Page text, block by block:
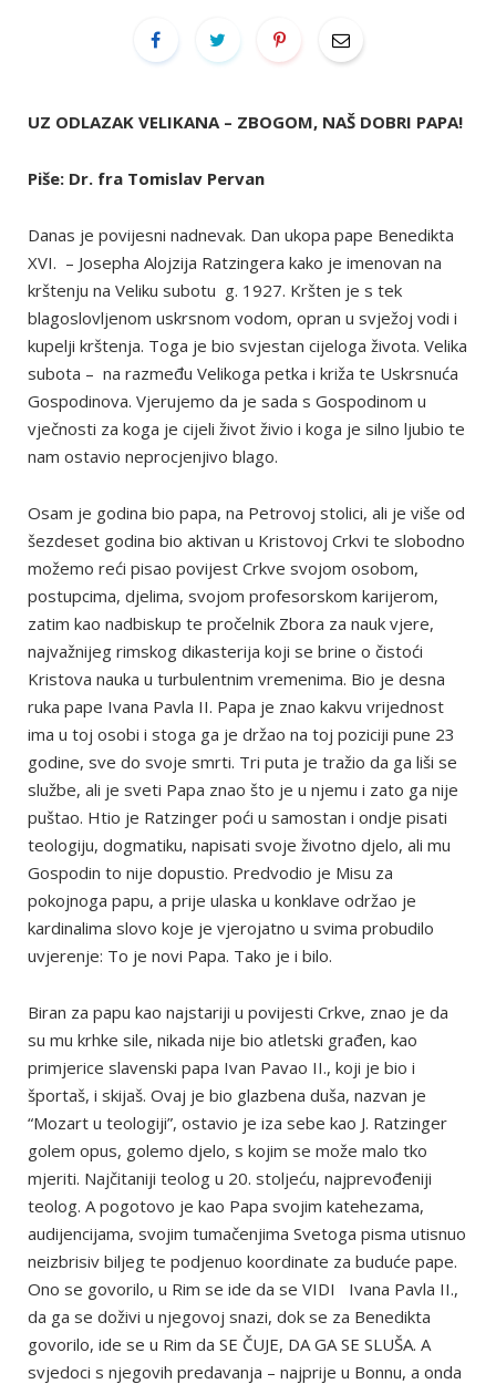
UZ ODLAZAK VELIKANA – ZBOGOM, NAŠ DOBRI PAPA!
Piše: Dr. fra Tomislav Pervan
Danas je povijesni nadnevak. Dan ukopa pape Benedikta
XVI. – Josepha Alojzija Ratzingera kako je imenovan na
krštenju na Veliku subotu g. 1927. Kršten je s tek
blagoslovljenom uskrsnom vodom, opran u svježoj vodi i
kupelji krštenja. Toga je bio svjestan cijeloga života. Velika
subota – na razmeđu Velikoga petka i križa te Uskrsnuća
Gospodinova. Vjerujemo da je sada s Gospodinom u
vječnosti za koga je cijeli život živio i koga je silno ljubio te
nam ostavio neprocjenjivo blago.
Osam je godina bio papa, na Petrovoj stolici, ali je više od
šezdeset godina bio aktivan u Kristovoj Crkvi te slobodno
možemo reći pisao povijest Crkve svojom osobom,
postupcima, djelima, svojom profesorskom karijerom,
zatim kao nadbiskup te pročelnik Zbora za nauk vjere,
najvažnijeg rimskog dikasterija koji se brine o čistoći
Kristova nauka u turbulentnim vremenima. Bio je desna
ruka pape Ivana Pavla II. Papa je znao kakvu vrijednost
ima u toj osobi i stoga ga je držao na toj poziciji pune 23
godine, sve do svoje smrti. Tri puta je tražio da ga liši se
službe, ali je sveti Papa znao što je u njemu i zato ga nije
puštao. Htio je Ratzinger poći u samostan i ondje pisati
teologiju, dogmatiku, napisati svoje životno djelo, ali mu
Gospodin to nije dopustio. Predvodio je Misu za
pokojnoga papu, a prije ulaska u konklave održao je
kardinalima slovo koje je vjerojatno u svima probudilo
uvjerenje: To je novi Papa. Tako je i bilo.
Biran za papu kao najstariji u povijesti Crkve, znao je da
su mu krhke sile, nikada nije bio atletski građen, kao
primjerice slavenski papa Ivan Pavao II., koji je bio i
športaš, i skijaš. Ovaj je bio glazbena duša, nazvan je
“Mozart u teologiji”, ostavio je iza sebe kao J. Ratzinger
golem opus, golemo djelo, s kojim se može malo tko
mjeriti. Najčitaniji teolog u 20. stoljeću, najprevođeniji
teolog. A pogotovo je kao Papa svojim katehezama,
audijencijama, svojim tumačenjima Svetoga pisma utisnuo
neizbrisiv biljeg te podjenuo koordinate za buduće pape.
Ono se govorilo, u Rim se ide da se VIDI Ivana Pavla II.,
da ga se doživi u njegovoj snazi, dok se za Benedikta
govorilo, ide se u Rim da SE ČUJE, DA GA SE SLUŠA. A
svjedoci s njegovih predavanja – najprije u Bonnu, a onda